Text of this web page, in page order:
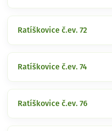
Ratíškovice č.ev. 72
Ratíškovice č.ev. 74
Ratíškovice č.ev. 76